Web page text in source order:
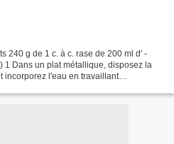
240 g de 1 c. à c. rase de 200 ml d' -
Dans un plat métallique, disposez la
incorporez l'eau en travaillant